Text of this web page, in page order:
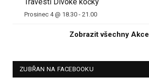
Prosinec 4 @ 18.30 - 21.00
Zobrazit všechny Akce
ZUBŘAN NA FACEBOOKU